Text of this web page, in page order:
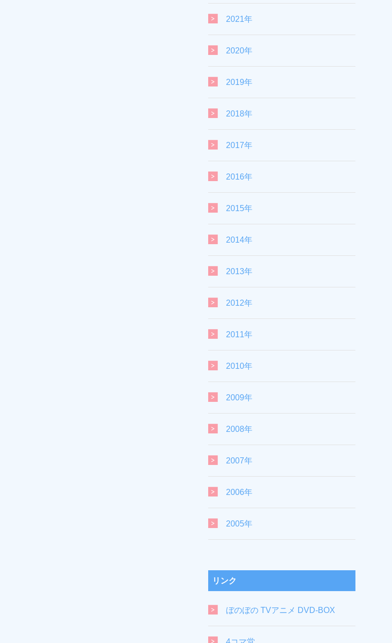
2021年
2020年
2019年
2018年
2017年
2016年
2015年
2014年
2013年
2012年
2011年
2010年
2009年
2008年
2007年
2006年
2005年
リンク
ぼのぼの TVアニメ DVD-BOX